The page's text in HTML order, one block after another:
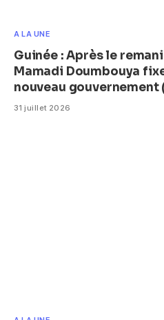
A LA UNE
Guinée : Après le
Mamadi Doumbouya
nouveau gouvernement
31 juillet 2026